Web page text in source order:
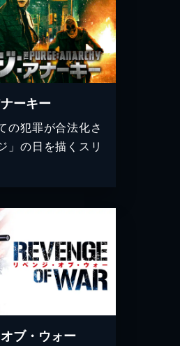
ーキー
の犯罪が合法化さ
」の日を描くスリ
ブ・ウォー